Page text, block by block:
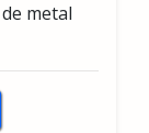
metal